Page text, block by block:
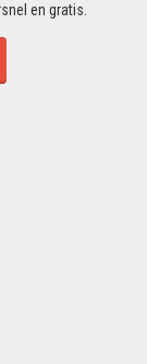
en gratis.